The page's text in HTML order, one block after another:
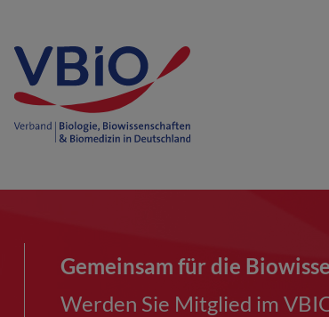
Gemeinsam für die
Werden Sie Mitglied im